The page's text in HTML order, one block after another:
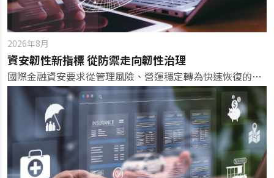
2026年8月
資安韌性新指標 從防禦走向韌性治理
國際金融資安要求從管理風險、營運穩定轉為快速恢復的韌性，成為新一代銀行的核心競爭優勢。